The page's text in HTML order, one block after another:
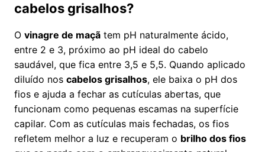
cabelos grisalhos?
O vinagre de maçã tem pH naturalmente ácido,
entre 2 e 3, próximo ao pH ideal do cabelo
saudável, que fica entre 3,5 e 5,5. Quando aplicado
diluído nos cabelos grisalhos, ele baixa o pH dos
fios e ajuda a fechar as cutículas abertas, que
funcionam como pequenas escamas na superfície
capilar. Com as cutículas mais fechadas, os fios
refletem melhor a luz e recuperam o brilho dos fios